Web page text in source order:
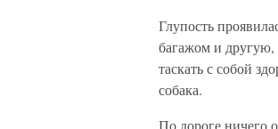
Глупость
багажом и другую,
таскать с собой
собака.
По дороге ничего